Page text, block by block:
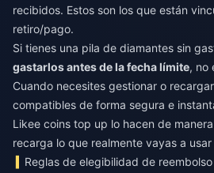
recibidos. Estos son los que están
retiro/pago.
Si tienes una pila de diamantes sin
gastarlos antes de la fecha límite, no
Cuando necesites gestionar o
compatibles de forma segura e
Likee coins top up lo hacen de
recarga lo que realmente vayas a
Reglas de elegibilidad de